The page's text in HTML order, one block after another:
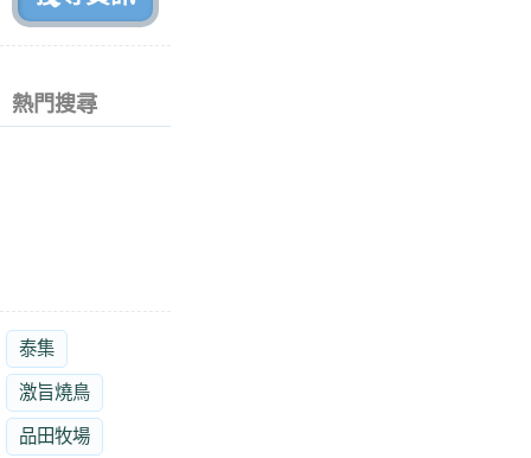
熱門搜尋
泰集
激旨燒鳥
品田牧場